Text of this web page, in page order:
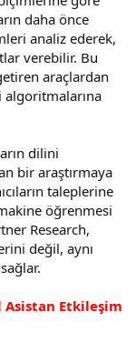
daha önce
analiz ederek,
verebilir. Bu
araçlardan
dilini
bir araştırmaya
taleplerine
öğrenmesi
Research,
değil, aynı
Asistan Etkileşim